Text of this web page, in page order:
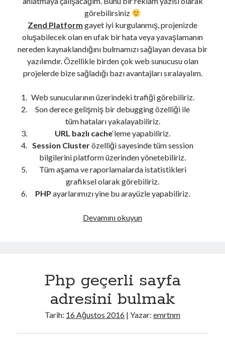
görebilirsiniz
Zend Platform gayet iyi kurgulanmış, projenizde
oluşabilecek olan en ufak bir hata veya yavaşlamanın
nereden kaynaklandığını bulmamızı sağlayan devasa bir
yazılımdır. Özellikle birden çok web sunucusu olan
projelerde bize sağladığı bazı avantajları sıralayalım.
Web sunucularının üzerindeki trafiği görebiliriz.
Son derece gelişmiş bir debugging özelliği ile
tüm hataları yakalayabiliriz.
URL bazlı cache‘leme yapabiliriz.
Session Clusterözelliği sayesinde tüm session
bilgilerini platform üzerinden yönetebiliriz.
Tüm aşama ve raporlamalarda istatistikleri
grafiksel olarak görebiliriz.
PHP ayarlarımızı yine bu arayüzle yapabiliriz.
Devamını okuyunZend
Php geçerli sayfa
adresini bulmak
Tarih: 16 Ağustos 2016 | Yazar: emrtnm